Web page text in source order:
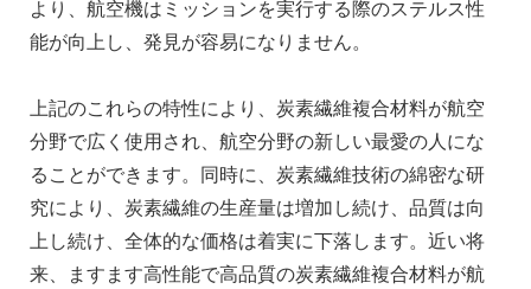
より、航空機はミッションを実行する際のステルス性
能が向上し、発見が容易になりません。
上記のこれらの特性により、炭素繊維複合材料が航空
分野で広く使用され、航空分野の新しい最愛の人にな
ることができます。同時に、炭素繊維技術の綿密な研
究により、炭素繊維の生産量は増加し続け、品質は向
上し続け、全体的な価格は着実に下落します。近い将
来、ますます高性能で高品質の炭素繊維複合材料が航